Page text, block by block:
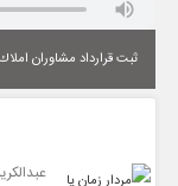
ثبت قرارداد مشاوران